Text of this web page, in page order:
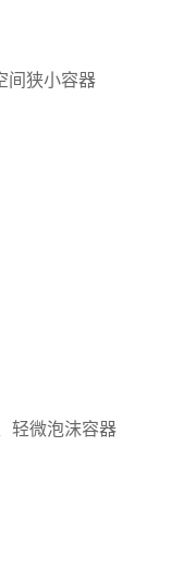
间狭小容器
轻微泡沫容器